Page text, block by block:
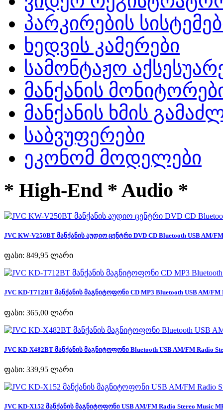
პარკირების
ხედვის კამერები
სამონტაჟო
მანქანის
მანქანის ხმის
საბვუფერები
ეკონომ მოდელები
* High-End * Audio *
JVC KW-V250BT მანქანის აუდიო ცენტრი DVD CD Bluetooth USB AM/
ფასი: 849,95 ლარი
JVC KD-T712BT მანქანის მაგნიტოფონი CD MP3 Bluetooth USB AM/FM
ფასი: 365,00 ლარი
JVC KD-X482BT მანქანის მაგნიტოფონი Bluetooth USB AM/FM Radio
ფასი: 339,95 ლარი
JVC KD-X152 მანქანის მაგნიტოფონი USB AM/FM Radio Stereo Music